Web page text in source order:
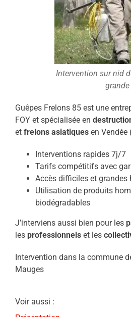
Intervention sur nid
grande
Guêpes Frelons 85 est une
FOY et spécialisée en
et frelons asiatiquesen Vendée
Interventions rapides 7j/7
Tarifs compétitifs avec
Accès difficiles et grandes
Utilisation de produits
biodégradables
J’interviens aussi bien pour les
les professionnelset les
Intervention dans la commune
Mauges
Voir aussi :